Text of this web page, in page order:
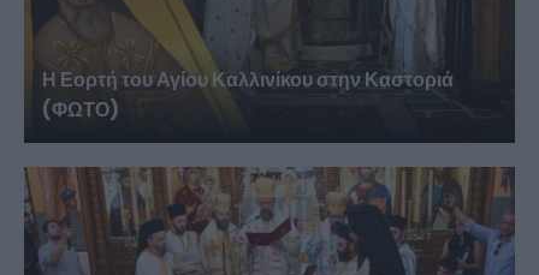
Η Εορτή του Αγίου Καλλινίκου στην Καστοριά
(ΦΩΤΟ)